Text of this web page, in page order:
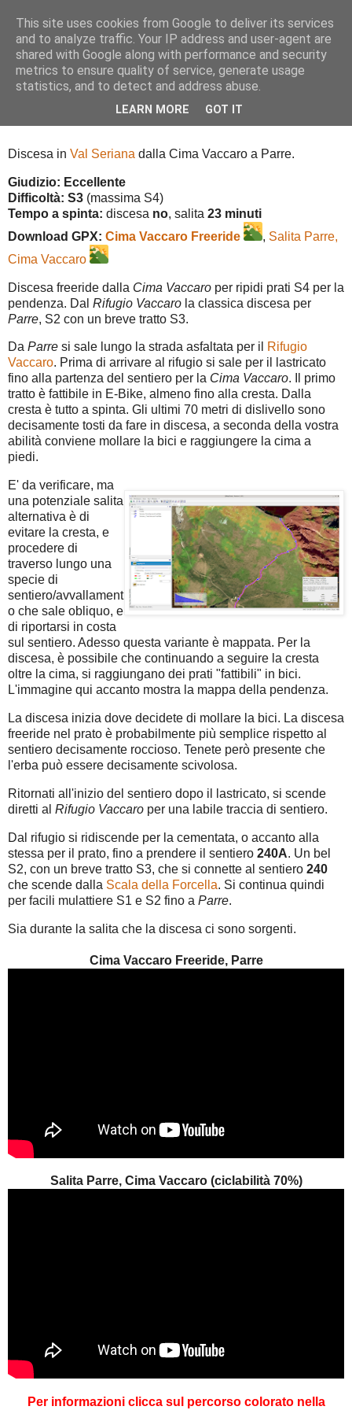
Cima Vaccaro Freeride
Discesa in Val Seriana dalla Cima Vaccaro a Parre.
Giudizio: Eccellente
Difficoltà: S3 (massima S4)
Tempo a spinta: discesa no, salita 23 minuti
Download GPX: Cima Vaccaro Freeride , Salita Parre,
Cima Vaccaro
Discesa freeride dalla Cima Vaccaro per ripidi prati S4 per la
pendenza. Dal Rifugio Vaccaro la classica discesa per
Parre, S2 con un breve tratto S3.
Da Parre si sale lungo la strada asfaltata per il
Rifugio
Vaccaro. Prima di arrivare al rifugio si sale per il lastricato
fino alla partenza del sentiero per la Cima Vaccaro. Il primo
tratto è fattibile in E-Bike, almeno fino alla cresta. Dalla
cresta è tutto a spinta. Gli ultimi 70 metri di dislivello sono
decisamente tosti da fare in discesa, a seconda della vostra
abilità conviene mollare la bici e raggiungere la cima a
piedi.
E' da verificare, ma
una potenziale salita
alternativa è di
evitare la cresta, e
procedere di
traverso lungo una
specie di
sentiero/avvallament
o che sale obliquo, e
di riportarsi in costa
sul sentiero. Adesso questa variante è mappata. Per la
discesa, è possibile che continuando a seguire la cresta
oltre la cima, si raggiungano dei prati "fattibili" in bici.
L'immagine qui accanto mostra la mappa della pendenza.
La discesa inizia dove decidete di mollare la bici. La discesa
freeride nel prato è probabilmente più semplice rispetto al
sentiero decisamente roccioso. Tenete però presente che
l'erba può essere decisamente scivolosa.
Ritornati all'inizio del sentiero dopo il lastricato, si scende
diretti al Rifugio Vaccaro per una labile traccia di sentiero.
Dal rifugio si ridiscende per la cementata, o accanto alla
stessa per il prato, fino a prendere il sentiero 240A. Un bel
S2, con un breve tratto S3, che si connette al sentiero 240
che scende dalla Scala della Forcella. Si continua quindi
per facili mulattiere S1 e S2 fino a Parre.
Sia durante la salita che la discesa ci sono sorgenti.
Cima Vaccaro Freeride, Parre
Salita Parre, Cima Vaccaro (ciclabilità 70%)
Per informazioni clicca sul percorso colorato nella
This site uses cookies from Google to deliver its services
and to analyze traffic. Your IP address and user-agent are
shared with Google along with performance and security
metrics to ensure quality of service, generate usage
statistics, and to detect and address abuse.
LEARN MORE GOT IT